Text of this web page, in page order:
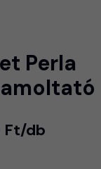
Perla
Ft/db